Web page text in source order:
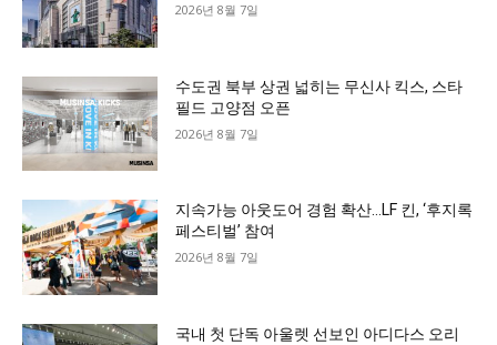
2026년 8월 7일
수도권 북부 상권 넓히는 무신사 킥스, 스타
필드 고양점 오픈
2026년 8월 7일
지속가능 아웃도어 경험 확산…LF 킨, ‘후지록
페스티벌’ 참여
2026년 8월 7일
국내 첫 단독 아울렛 선보인 아디다스 오리